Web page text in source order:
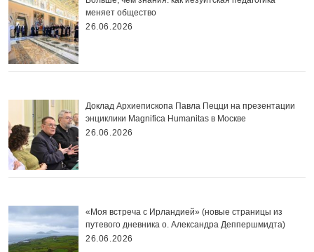
меняет общество
26.06.2026
Доклад Архиепископа Павла Пецци на презентации
энциклики Magnifica Нumanitas в Москве
26.06.2026
«Моя встреча с Ирландией» (новые страницы из
путевого дневника о. Александра Деппершмидта)
26.06.2026